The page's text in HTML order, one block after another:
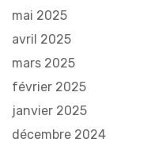
mai 2025
avril 2025
mars 2025
février 2025
janvier 2025
décembre 2024